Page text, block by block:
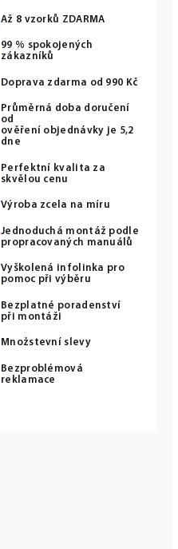
Až 8 vzorků ZDARMA
99 % spokojených
zákazníků
Doprava zdarma od 990 Kč
Průměrná doba doručení
od
ověření objednávky je 5,2
dne
Perfektní kvalita za
skvělou cenu
Výroba zcela na míru
Jednoduchá montáž podle
propracovaných manuálů
Vyškolená infolinka pro
pomoc při výběru
Bezplatné poradenství
při montáži
Množstevní slevy
Bezproblémová
reklamace